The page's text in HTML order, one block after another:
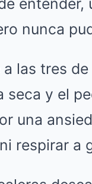
entender,
nunca
las tres
seca y el
una
respirar a